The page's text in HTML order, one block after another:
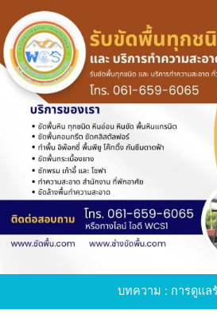
to
content
ขัดพื้นหินขัด อบต.แห
ขัดพื้นหินอ่อน โทร
บทความ : การดูแ